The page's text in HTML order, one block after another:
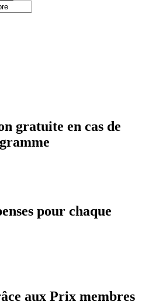
gratuite en cas de
pour chaque
aux Prix membres